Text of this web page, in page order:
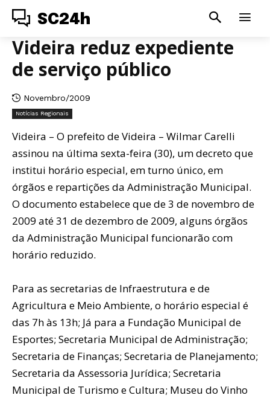
SC24h
Videira reduz expediente
de serviço público
Novembro/2009
Notícias Regionais
Videira – O prefeito de Videira – Wilmar Carelli
assinou na última sexta-feira (30), um decreto que
institui horário especial, em turno único, em
órgãos e repartições da Administração Municipal.
O documento estabelece que de 3 de novembro de
2009 até 31 de dezembro de 2009, alguns órgãos
da Administração Municipal funcionarão com
horário reduzido.
Para as secretarias de Infraestrutura e de
Agricultura e Meio Ambiente, o horário especial é
das 7h às 13h; Já para a Fundação Municipal de
Esportes; Secretaria Municipal de Administração;
Secretaria de Finanças; Secretaria de Planejamento;
Secretaria da Assessoria Jurídica; Secretaria
Municipal de Turismo e Cultura; Museu do Vinho